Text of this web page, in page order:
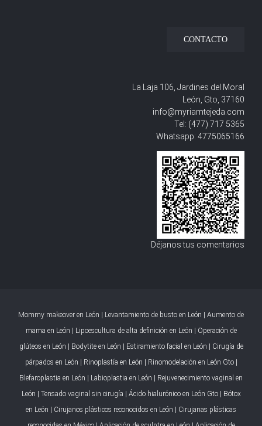
CONTACTO
La Laja 106, Jardines del Moral
León, Gto, 37160
info@myriamtejeda.com
Tel: (477) 717 5365
Whatsapp: 4775065166
Déjanos tus comentarios
Mommy makeover en León | Levantamiento de busto en León | Aumento de
mama en León | Lipoescultura de alta definición en León | Operación de
glúteos en León | Bodytite en León | Estiramiento facial en León | Cirugía de
párpados en León | Rinoplastía en León | Rinomodelación en León Gto|
Blefaroplastia en León | Labioplastia en León | Rejuvenecimiento vaginal en
León | Tensado vaginal sin cirugía | Ácido hialurónico en León Gto| Bótox
en León | Cirujanos plásticos reconocidos en León | Cirujanas plásticas